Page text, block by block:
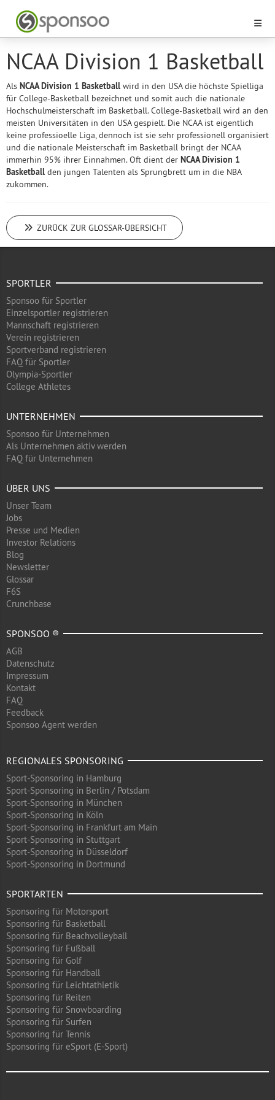
NCAA Division 1 Basketball
Als NCAA Division 1 Basketball wird in den USA die höchste Spielliga
für College-Basketball bezeichnet und somit auch die nationale
Hochschulmeisterschaft im Basketball. College-Basketball wird an den
meisten Universitäten in den USA gespielt. Die NCAA ist eigentlich
keine professioelle Liga, dennoch ist sie sehr professionell organisiert
und die nationale Meisterschaft im Basketball bringt der NCAA
immerhin 95% ihrer Einnahmen. Oft dient der NCAA Division 1
Basketball den jungen Talenten als Sprungbrett um in die NBA
zukommen.
ZURÜCK ZUR GLOSSAR-ÜBERSICHT
SPORTLER
Sponsoo für Sportler
Einzelsportler registrieren
Mannschaft registrieren
Verein registrieren
Sportverband registrieren
FAQ für Sportler
Olympia-Sportler
College Athletes
UNTERNEHMEN
Sponsoo für Unternehmen
Als Unternehmen aktiv werden
FAQ für Unternehmen
ÜBER UNS
Unser Team
Jobs
Presse und Medien
Investor Relations
Blog
Newsletter
Glossar
F6S
Crunchbase
SPONSOO ®
AGB
Datenschutz
Impressum
Kontakt
FAQ
Feedback
Sponsoo Agent werden
REGIONALES SPONSORING
Sport-Sponsoring in Hamburg
Sport-Sponsoring in Berlin / Potsdam
Sport-Sponsoring in München
Sport-Sponsoring in Köln
Sport-Sponsoring in Frankfurt am Main
Sport-Sponsoring in Stuttgart
Sport-Sponsoring in Düsseldorf
Sport-Sponsoring in Dortmund
SPORTARTEN
Sponsoring für Motorsport
Sponsoring für Basketball
Sponsoring für Beachvolleyball
Sponsoring für Fußball
Sponsoring für Golf
Sponsoring für Handball
Sponsoring für Leichtathletik
Sponsoring für Reiten
Sponsoring für Snowboarding
Sponsoring für Surfen
Sponsoring für Tennis
Sponsoring für eSport (E-Sport)